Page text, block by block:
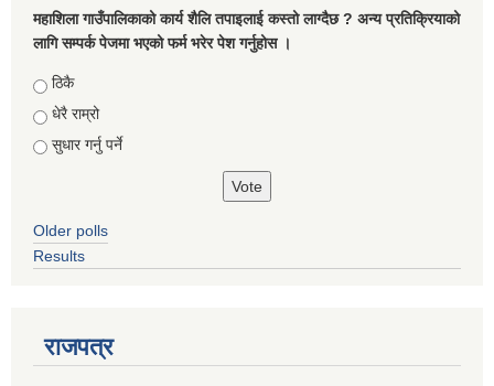
महाशिला गाउँपालिकाको कार्य शैलि तपाइलाई कस्तो लाग्दैछ ? अन्य प्रतिक्रियाको
लागि सम्पर्क पेजमा भएको फर्म भरेर पेश गर्नुहोस ।
Choices
ठिकै
धेरै राम्रो
सुधार गर्नु पर्ने
Older polls
Results
राजपत्र